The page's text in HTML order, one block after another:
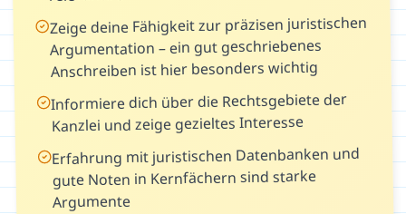
Zeige deine Fähigkeit zur präzisen juristischen
Argumentation – ein gut geschriebenes
Anschreiben ist hier besonders wichtig
Informiere dich über die Rechtsgebiete der
Kanzlei und zeige gezieltes Interesse
Erfahrung mit juristischen Datenbanken und
gute Noten in Kernfächern sind starke
Argumente